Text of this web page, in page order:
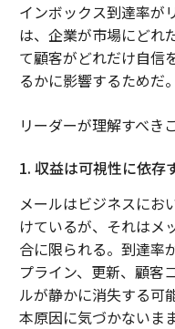
インボックス到達率が
は、企業が市場にどれ
て顧客がどれだけ自信
るかに影響するためだ。
リーダーが理解すべき
1. 収益は可視性に依存
メールはビジネスにお
けているが、それはメ
合に限られる。到達率
プライン、更新、顧客
ルが静かに消失する可
本原因に気づかないま